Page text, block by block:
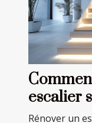
escalier
Rénover un